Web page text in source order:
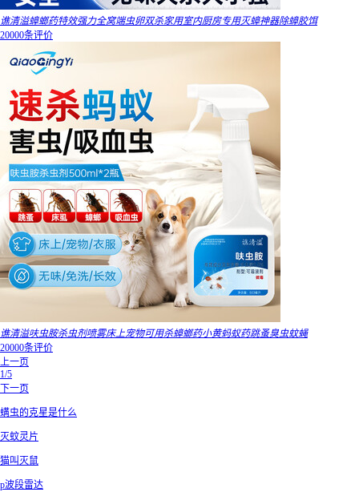
谯清溢蟑螂药特效强力全窝端虫卵双杀家用室内厨房专用灭蟑神器除蟑胶饵
20000条评价
谯清溢呋虫胺杀虫剂喷雾床上宠物可用杀蟑螂药小黄蚂蚁药跳蚤臭虫蚊蝇
20000条评价
上一页
1/5
下一页
螨虫的克星是什么
灭蚊灵片
猫叫灭鼠
p波段雷达